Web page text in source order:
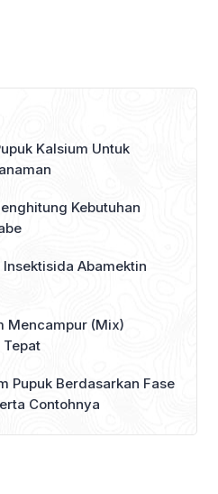
Kalsium Untuk
Kebutuhan
Abamektin
Mencampur (Mix)
Pupuk Berdasarkan Fase
Contohnya